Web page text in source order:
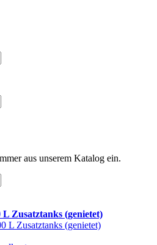
aus unserem Katalog ein.
Zusatztanks (genietet)